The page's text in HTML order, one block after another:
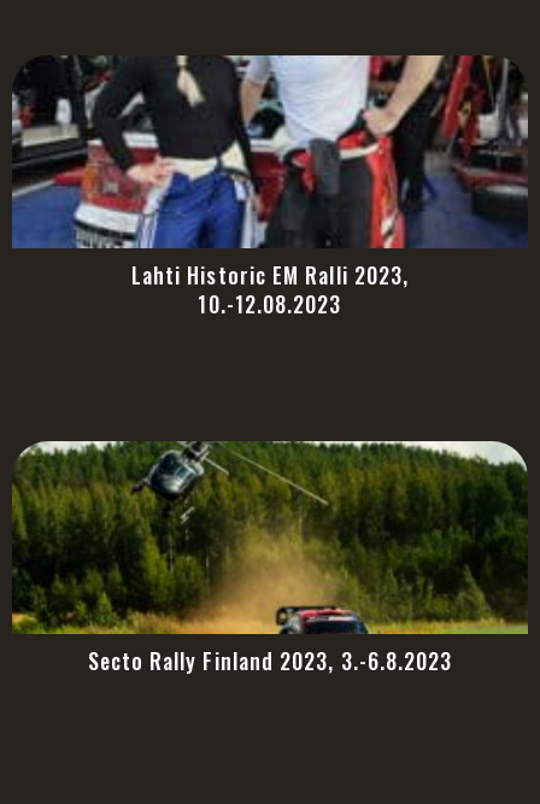
Lahti Historic EM Ralli 2023,
10.-12.08.2023
Secto Rally Finland 2023, 3.-6.8.2023